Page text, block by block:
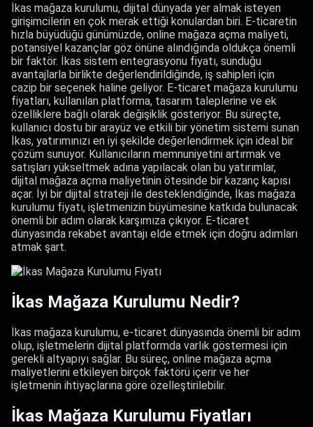
İkas mağaza kurulumu, dijital dünyada yer almak isteyen
girişimcilerin en çok merak ettiği konulardan biri. E-ticaretin
hızla büyüdüğü günümüzde, online mağaza açma maliyeti,
potansiyel kazançlar göz önüne alındığında oldukça önemli
bir faktör. İkas sistem entegrasyonu fiyatı, sunduğu
avantajlarla birlikte değerlendirildiğinde, iş sahipleri için
cazip bir seçenek haline geliyor. E-ticaret mağaza kurulumu
fiyatları, kullanılan platforma, tasarım taleplerine ve ek
özelliklere bağlı olarak değişiklik gösteriyor. Bu süreçte,
kullanıcı dostu bir arayüz ve etkili bir yönetim sistemi sunan
İkas, yatırımınızı en iyi şekilde değerlendirmek için ideal bir
çözüm sunuyor. Kullanıcıların memnuniyetini artırmak ve
satışları yükseltmek adına yapılacak olan bu yatırımlar,
dijital mağaza açma maliyetinin ötesinde bir kazanç kapısı
açar. İyi bir dijital strateji ile desteklendiğinde, İkas mağaza
kurulumu fiyatı, işletmenizin büyümesine katkıda bulunacak
önemli bir adım olarak karşımıza çıkıyor. E-ticaret
dünyasında rekabet avantajı elde etmek için doğru adımları
atmak şart.
İkas Mağaza Kurulumu Nedir?
İkas mağaza kurulumu, e-ticaret dünyasında önemli bir adım
olup, işletmelerin dijital platformda varlık göstermesi için
gerekli altyapıyı sağlar. Bu süreç, online mağaza açma
maliyetlerini etkileyen birçok faktörü içerir ve her
işletmenin ihtiyaçlarına göre özelleştirilebilir.
İkas Mağaza Kurulumu Fiyatları